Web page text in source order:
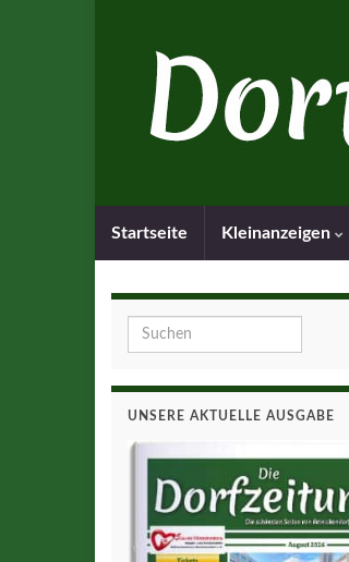
Startseite Kleinanzeigen
Search for:
UNSERE AKTUELLE AUSGABE